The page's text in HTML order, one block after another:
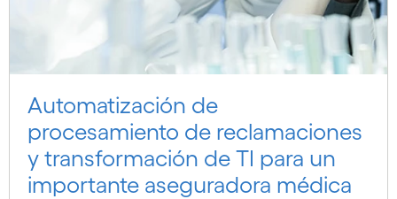
Automatización de
procesamiento de reclamaciones
y transformación de TI para un
importante aseguradora médica